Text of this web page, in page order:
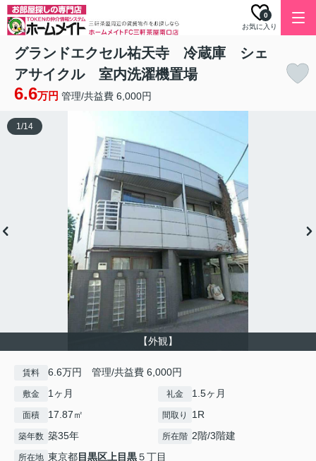
お気に入り
0
グランドエクセル祐天寺 冷蔵庫 シェ
アサイクル 室内洗濯機置場
6.6万円 管理/共益費 6,000円
【外観】
1/14
賃料 6.6万円 管理/共益費 6,000円
敷金 1ヶ月 礼金 1.5ヶ月
面積 17.87㎡ 間取り 1R
築年数 築35年 所在階 2階/3階建
所在地 東京都目黒区上目黒５丁目